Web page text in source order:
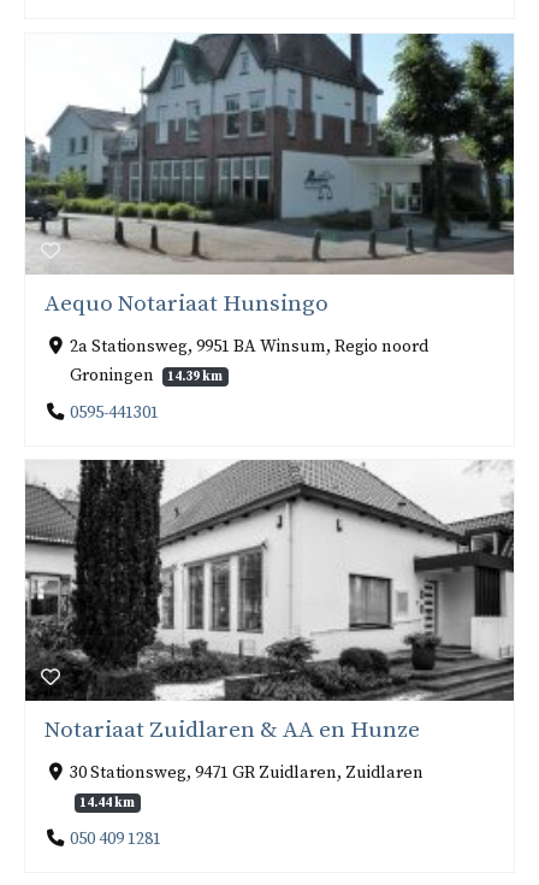
Aequo Notariaat Hunsingo
2a Stationsweg, 9951 BA Winsum, Regio noord
Groningen
14.39 km
0595-441301
Notariaat Zuidlaren & AA en Hunze
30 Stationsweg, 9471 GR Zuidlaren, Zuidlaren
14.44 km
050 409 1281